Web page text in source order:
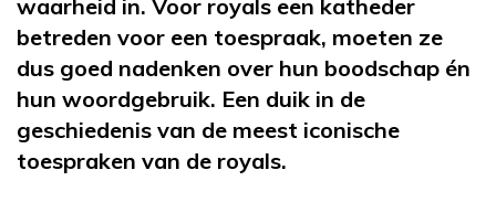
waarheid in. Voor royals een katheder
betreden voor een toespraak, moeten ze
dus goed nadenken over hun boodschap én
hun woordgebruik. Een duik in de
geschiedenis van de meest iconische
toespraken van de royals.